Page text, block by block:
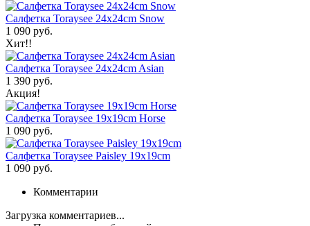
Салфетка Toraysee 24x24cm Snow
1 090 руб.
Хит!!
Салфетка Toraysee 24x24cm Asian
1 390 руб.
Акция!
Салфетка Toraysee 19x19cm Horse
1 090 руб.
Салфетка Toraysee Paisley 19x19cm
1 090 руб.
Комментарии
Загрузка комментариев...